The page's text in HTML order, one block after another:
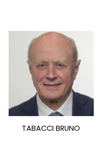
TABACCI BRUNO